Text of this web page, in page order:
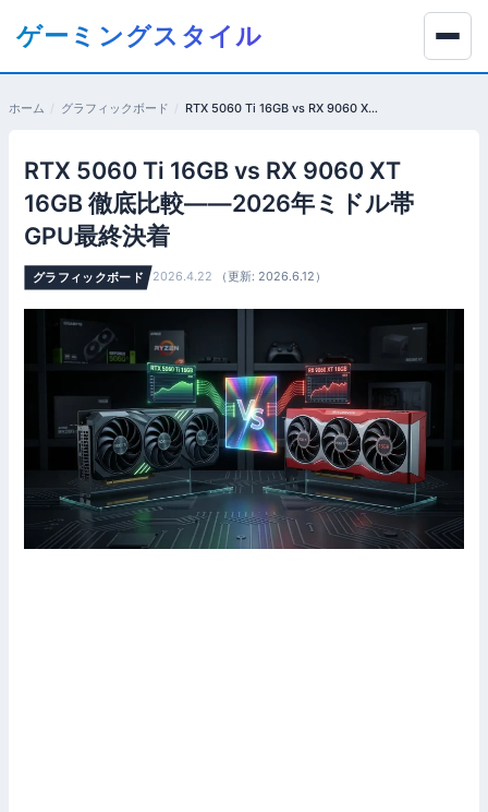
ツ
ゲーミングスタイル
ホーム グラフィックボード RTX 5060 Ti 16GB vs RX 9060 XT 16GB 徹底比較——2026年ミドル帯GPU最終決着
RTX 5060 Ti 16GB vs RX 9060 XT
16GB 徹底比較——2026年ミドル帯
GPU最終決着
グラフィックボード 2026.4.22 （更新: 2026.6.12）